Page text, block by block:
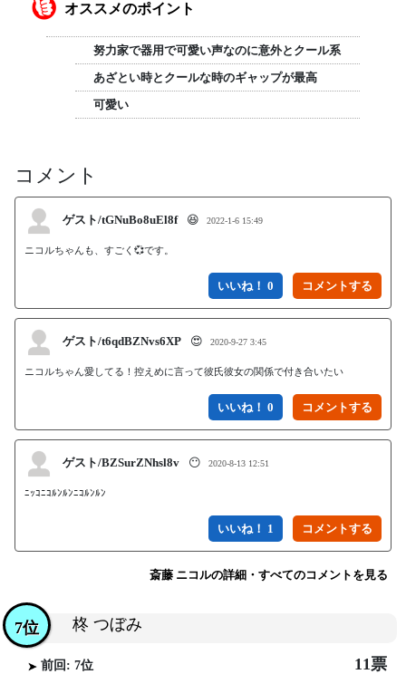
オススメのポイント
努力家で器用で可愛い声なのに意外とクール系
あざとい時とクールな時のギャップが最高
可愛い
コメント
ゲスト/tGNuBo8uEl8f 😆 2022-1-6 15:49
ニコルちゃんも、すごく💞です。
いいね！ 0
ゲスト/t6qdBZNvs6XP 😍 2020-9-27 3:45
ニコルちゃん愛してる！控えめに言って彼氏彼女の関係で付き合いたい
いいね！ 0
ゲスト/BZSurZNhsl8v 😶 2020-8-13 12:51
ﾆｯｺﾆｺﾙﾝﾙﾝﾆｺﾙﾝﾙﾝ
いいね！ 1
斎藤 ニコルの詳細・すべてのコメントを見る
柊 つぼみ
7位
前回: 7位 11票